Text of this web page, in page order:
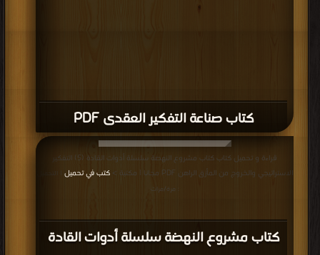
كتاب صناعة التفكير العقدى PDF
كتاب مشروع النهضة سلسلة أدوات القادة
قراءة و تحميل كتاب كتاب مشروع النهضة سلسلة أدوات القادة (5) التفكير
الاستراتيجي والخروج من المأزق الراهن PDF مجانا | مكتبة >
كتب في تحميل
: مرة/مرات